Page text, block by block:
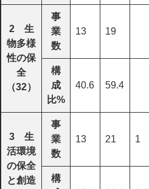
2 生
物多様
性の保
全
（32）
事
業
数
13 19
構
成
比%
40.6 59.4
3 生
活環境
の保全
と創造
事
業
数
13 21 1
構